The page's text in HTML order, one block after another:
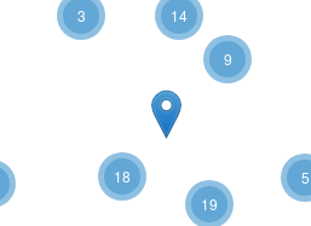
9
3 14
18
19
5